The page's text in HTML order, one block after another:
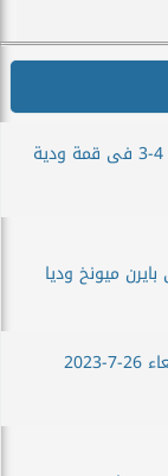
بايرن ميونخ يهزم ليفربول 4-3 فى قمة ودية
ميونخ وديا
مواعيد مباريات اليوم الأربعاء 26-7-2023